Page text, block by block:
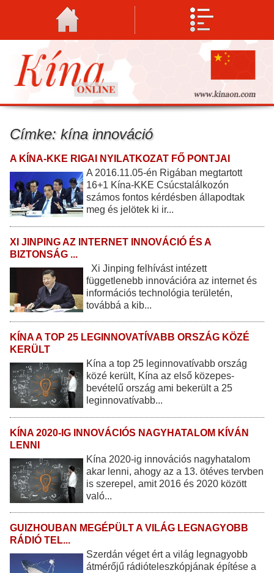
Címke: kína innováció
A KÍNA-KKE RIGAI NYILATKOZAT FŐ PONTJAI
A 2016.11.05-én Rigában megtartott
16+1 Kína-KKE Csúcstalálkozón
számos fontos kérdésben állapodtak
meg és jelötek ki ir...
XI JINPING AZ INTERNET INNOVÁCIÓ ÉS A
BIZTONSÁG ...
Xi Jinping felhívást intézett
függetlenebb innovációra az internet és
információs technológia területén,
továbbá a kib...
KÍNA A TOP 25 LEGINNOVATÍVABB ORSZÁG KÖZÉ
KERÜLT
Kína a top 25 leginnovatívabb ország
közé került, Kína az első közepes-
bevételű ország ami bekerült a 25
leginnovatívabb...
KÍNA 2020-IG INNOVÁCIÓS NAGYHATALOM KÍVÁN
LENNI
Kína 2020-ig innovációs nagyhatalom
akar lenni, ahogy az a 13. ötéves tervben
is szerepel, amit 2016 és 2020 között
való...
GUIZHOUBAN MEGÉPÜLT A VILÁG LEGNAGYOBB
RÁDIÓ TEL...
Szerdán véget ért a világ legnagyobb
átmérőjű rádióteleszkópjának építése a